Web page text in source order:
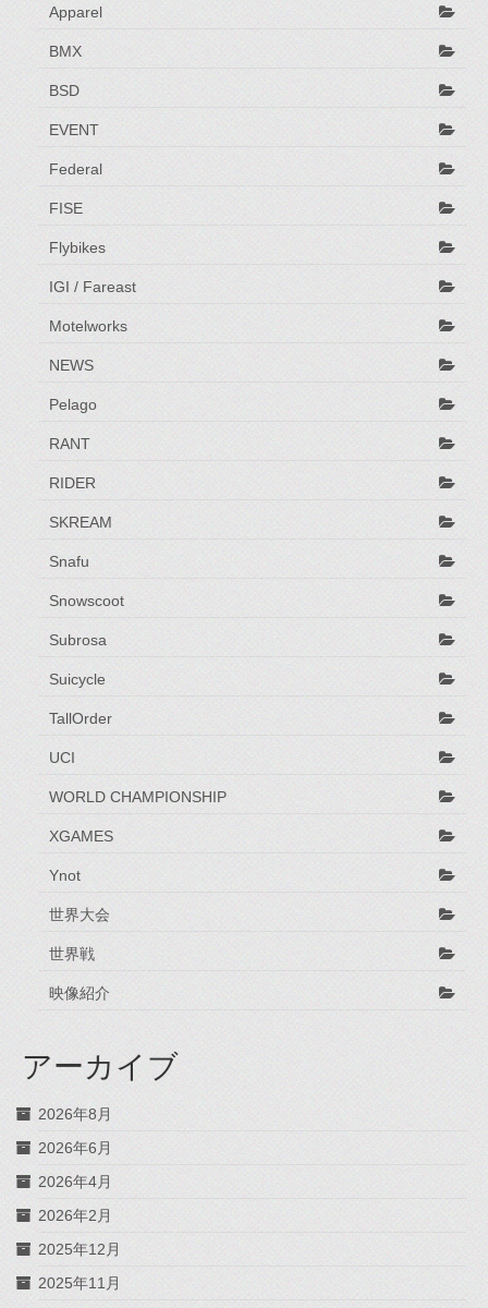
Apparel
BMX
BSD
EVENT
Federal
FISE
Flybikes
IGI / Fareast
Motelworks
NEWS
Pelago
RANT
RIDER
SKREAM
Snafu
Snowscoot
Subrosa
Suicycle
TallOrder
UCI
WORLD CHAMPIONSHIP
XGAMES
Ynot
世界大会
世界戦
映像紹介
アーカイブ
2026年8月
2026年6月
2026年4月
2026年2月
2025年12月
2025年11月